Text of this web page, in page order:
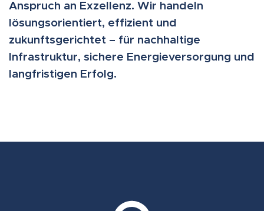
Anspruch an Exzellenz. Wir handeln
lösungsorientiert, effizient und
zukunftsgerichtet – für nachhaltige
Infrastruktur, sichere Energieversorgung und
langfristigen Erfolg.